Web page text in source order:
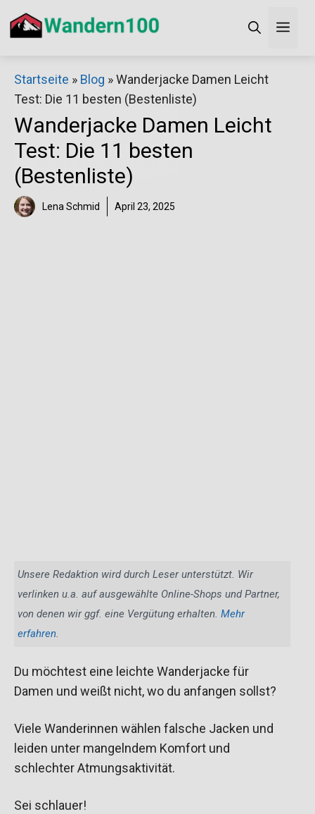
Inhalt
Startseite » Blog »Wanderjacke Damen Leicht
Test: Die 11 besten (Bestenliste)
Wanderjacke Damen Leicht
Test: Die 11 besten
(Bestenliste)
Lena Schmid April 23, 2025
Unsere Redaktion wird durch Leser unterstützt. Wir
verlinken u.a. auf ausgewählte Online-Shops und Partner,
von denen wir ggf. eine Vergütung erhalten. Mehr
erfahren.
Du möchtest eine leichte Wanderjacke für
Damen und weißt nicht, wo du anfangen sollst?
Viele Wanderinnen wählen falsche Jacken und
leiden unter mangelndem Komfort und
schlechter Atmungsaktivität.
Sei schlauer!
Decathlon Sale
Schaue dir jetzt die meistverkauften Produkte im
Sale bei Decathlon an!
Jetzt anschauen